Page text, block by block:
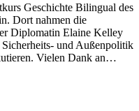
Geschichte Bilingual des
Dort nahmen die
Diplomatin Elaine Kelley
und Außenpolitik
Vielen Dank an…